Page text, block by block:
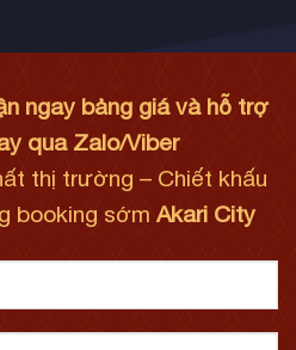
ngay bảng giá và hỗ trợ
qua Zalo/Viber
thị trường – Chiết khấu
booking sớm Akari City